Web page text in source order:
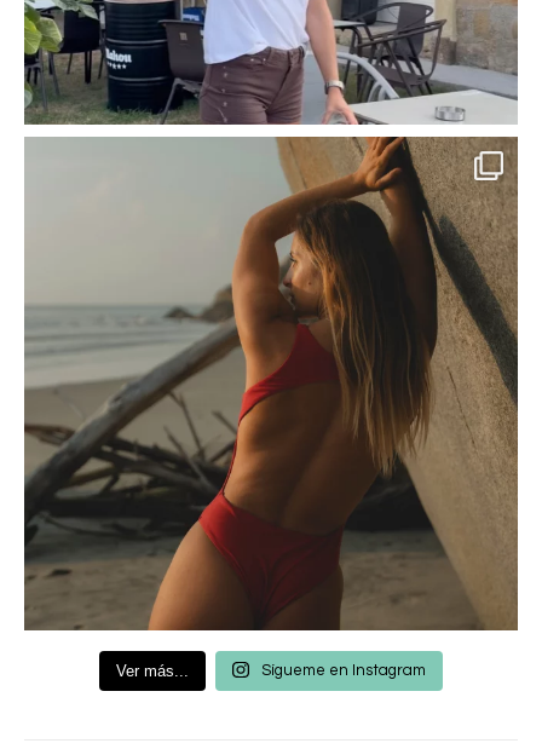
Ver más... Sígueme en Instagram